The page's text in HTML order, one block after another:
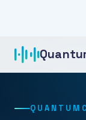
ホーム 月: 2020年